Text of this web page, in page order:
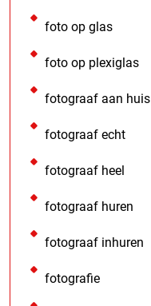
foto op glas
foto op plexiglas
fotograaf aan huis
fotograaf echt
fotograaf heel
fotograaf huren
fotograaf inhuren
fotografie